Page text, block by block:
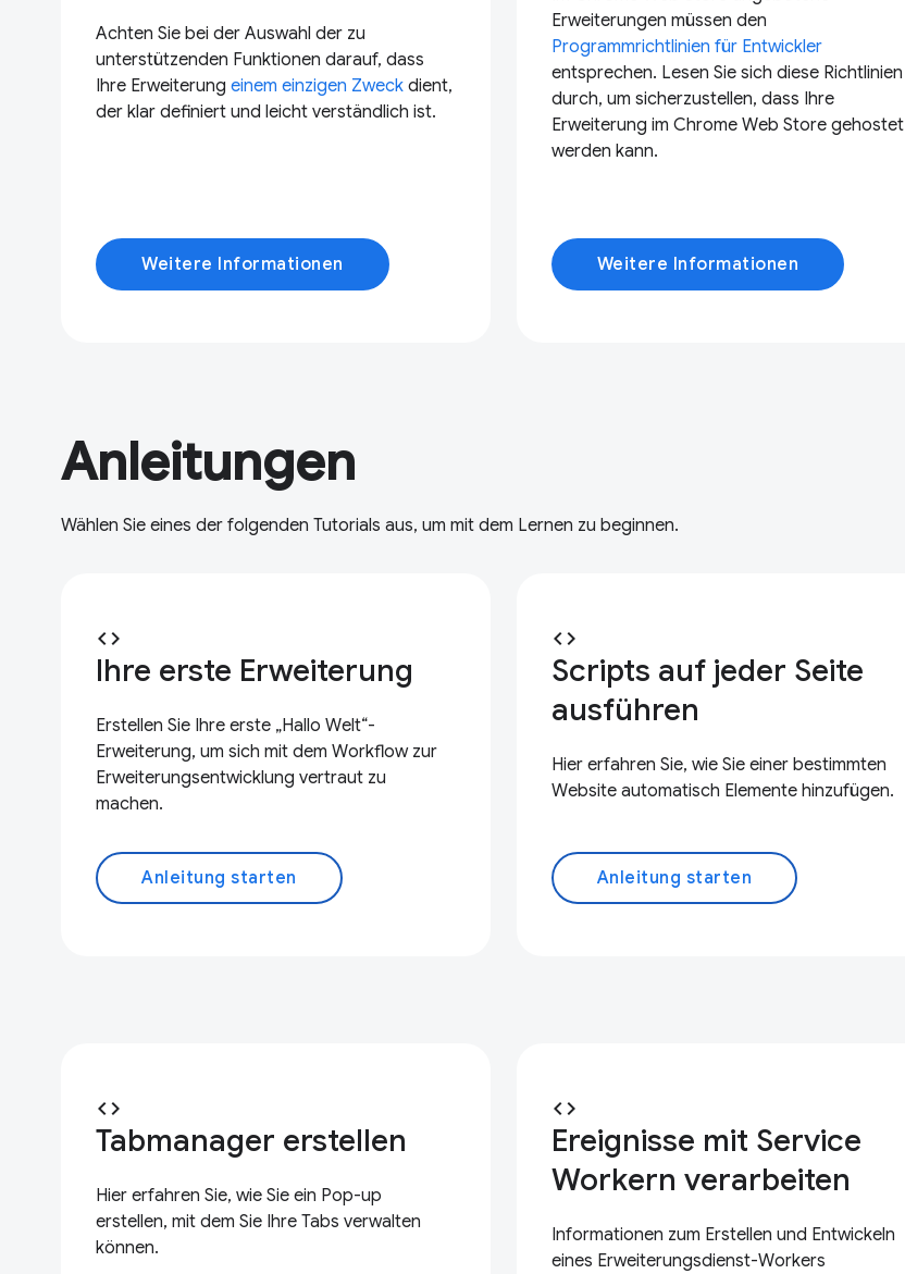
Achten Sie bei der Auswahl der zu
unterstützenden Funktionen darauf, dass
Ihre Erweiterung einem einzigen Zweck dient,
der klar definiert und leicht verständlich ist.
Weitere Informationen
Erweiterungen müssen den
Programmrichtlinien für Entwickler
entsprechen. Lesen Sie sich diese Richtlinien
durch, um sicherzustellen, dass Ihre
Erweiterung im Chrome Web Store gehostet
werden kann.
Weitere Informationen
Anleitungen
Wählen Sie eines der folgenden Tutorials aus, um mit dem Lernen zu beginnen.
code
Ihre erste Erweiterung
Erstellen Sie Ihre erste „Hallo Welt“-
Erweiterung, um sich mit dem Workflow zur
Erweiterungsentwicklung vertraut zu
machen.
Anleitung starten
code
Scripts auf jeder Seite
ausführen
Hier erfahren Sie, wie Sie einer bestimmten
Website automatisch Elemente hinzufügen.
Anleitung starten
code
Tabmanager erstellen
Hier erfahren Sie, wie Sie ein Pop-up
erstellen, mit dem Sie Ihre Tabs verwalten
können.
code
Ereignisse mit Service
Workern verarbeiten
Informationen zum Erstellen und Entwickeln
eines Erweiterungsdienst-Workers